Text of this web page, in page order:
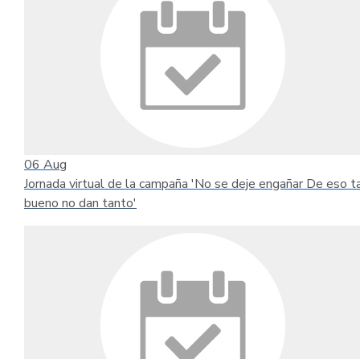
06 Aug
Jornada virtual de la campaña 'No se deje engañar De eso
bueno no dan tanto'